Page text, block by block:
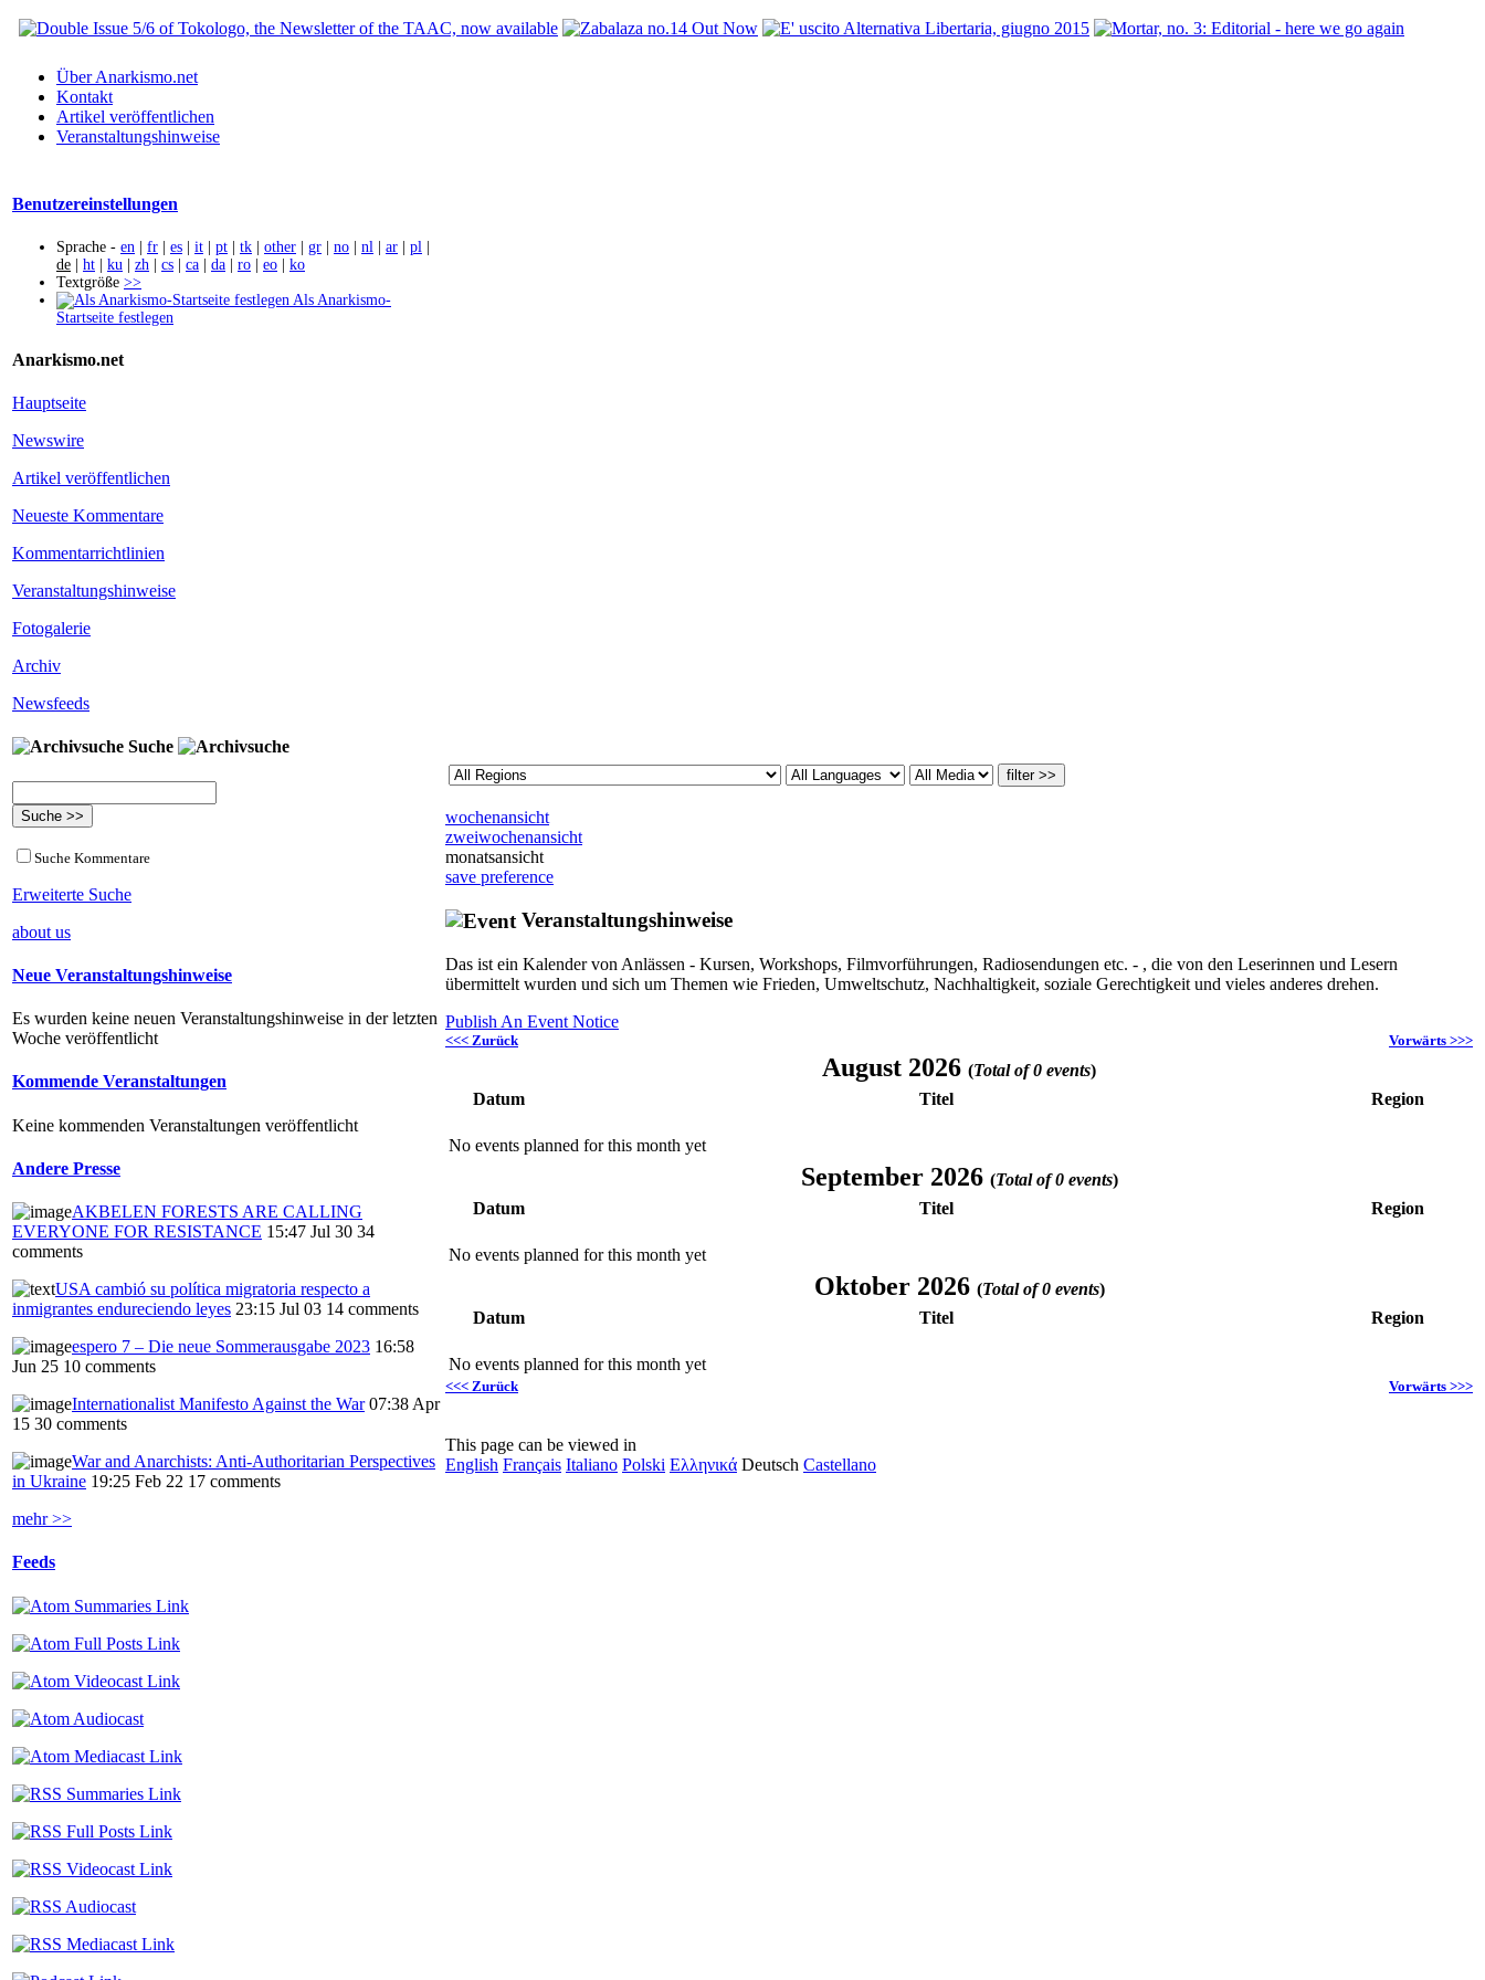
Über Anarkismo.net
Kontakt
Artikel veröffentlichen
Veranstaltungshinweise
Benutzereinstellungen
Sprache - en | fr | es | it | pt | tk | other | gr | no | nl | ar | pl |
de | ht | ku | zh | cs | ca | da | ro | eo | ko
Textgröße >>
Als Anarkismo-
Startseite festlegen
Anarkismo.net
Hauptseite
Newswire
Artikel veröffentlichen
Neueste Kommentare
Kommentarrichtlinien
Veranstaltungshinweise
Fotogalerie
Archiv
Newsfeeds
Suche
Suche Kommentare
Erweiterte Suche
about us
Neue Veranstaltungshinweise
Es wurden keine neuen Veranstaltungshinweise in der letzten
Woche veröffentlicht
Kommende Veranstaltungen
Keine kommenden Veranstaltungen veröffentlicht
Andere Presse
AKBELEN FORESTS ARE CALLING
EVERYONE FOR RESISTANCE 15:47 Jul 30 34
comments
USA cambió su política migratoria respecto a
inmigrantes endureciendo leyes 23:15 Jul 03 14 comments
espero 7 – Die neue Sommerausgabe 2023 16:58
Jun 25 10 comments
Internationalist Manifesto Against the War 07:38 Apr
15 30 comments
War and Anarchists: Anti-Authoritarian Perspectives
in Ukraine 19:25 Feb 22 17 comments
mehr >>
Feeds
wochenansicht
zweiwochenansicht
monatsansicht
save preference
Veranstaltungshinweise
Das ist ein Kalender von Anlässen - Kursen, Workshops, Filmvorführungen, Radiosendungen etc. - , die von den Leserinnen und Lesern
übermittelt wurden und sich um Themen wie Frieden, Umweltschutz, Nachhaltigkeit, soziale Gerechtigkeit und vieles anderes drehen.
Publish An Event Notice
<<< Zurück Vorwärts >>>
August 2026 (Total of 0 events)
Datum
Titel Region
No events planned for this month yet
September 2026 (Total of 0 events)
Datum
Titel Region
No events planned for this month yet
Oktober 2026 (Total of 0 events)
Datum
Titel Region
No events planned for this month yet
<<< Zurück Vorwärts >>>
This page can be viewed in
English Français Italiano Polski Ελληνικά Deutsch Castellano